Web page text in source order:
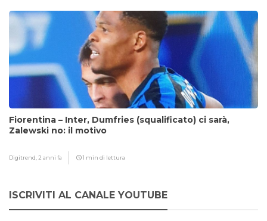
Fiorentina – Inter, Dumfries (squalificato) ci sarà,
Zalewski no: il motivo
Digitrend, 2 anni fa 1 min di lettura
ISCRIVITI AL CANALE YOUTUBE